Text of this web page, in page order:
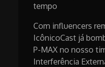
tempo
Com influencers
IcônicoCast já
P-MAX no nosso
Interferência